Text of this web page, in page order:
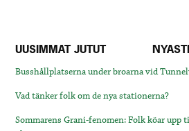
UUSIMMAT JUTUT
Busshållplatserna under broarna vid
Vad tänker folk om de nya stationerna?
Sommarens Grani-fenomen: Folk köar